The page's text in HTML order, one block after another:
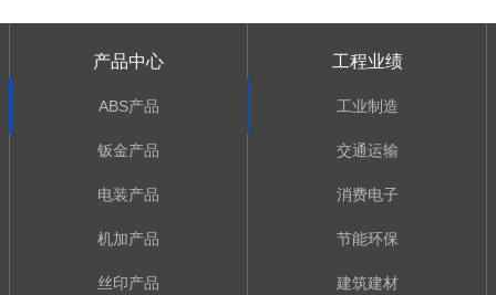
产品中心
ABS产品
钣金产品
电装产品
机加产品
丝印产品
工程业绩
工业制造
交通运输
消费电子
节能环保
建筑建材